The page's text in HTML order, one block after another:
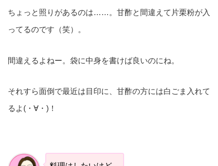
ちょっと照りがあるのは……。甘酢と間違えて片栗粉が入
ってるのです（笑）。
間違えるよねー。袋に中身を書けば良いのにね。
それすら面倒で最近は目印に、甘酢の方には白ごま入れて
るよ(・∀・)！